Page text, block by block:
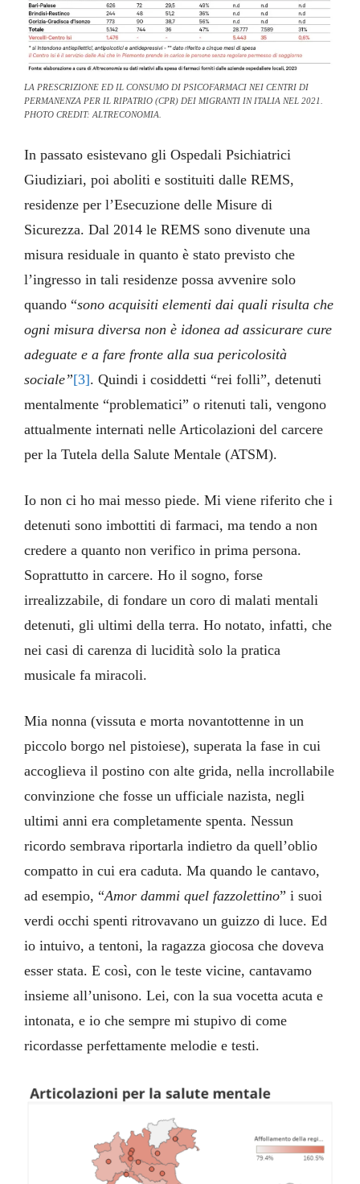
LA PRESCRIZIONE ED IL CONSUMO DI PSICOFARMACI NEI CENTRI DI
PERMANENZA PER IL RIPATRIO (CPR) DEI MIGRANTI IN ITALIA NEL 2021.
PHOTO CREDIT: ALTRECONOMIA.
In passato esistevano gli Ospedali Psichiatrici
Giudiziari, poi aboliti e sostituiti dalle REMS,
residenze per l’Esecuzione delle Misure di
Sicurezza. Dal 2014 le REMS sono divenute una
misura residuale in quanto è stato previsto che
l’ingresso in tali residenze possa avvenire solo
quando “sono acquisiti elementi dai quali risulta che
ogni misura diversa non è idonea ad assicurare cure
adeguate e a fare fronte alla sua pericolosità
sociale”[3]. Quindi i cosiddetti “rei folli”, detenuti
mentalmente “problematici” o ritenuti tali, vengono
attualmente internati nelle Articolazioni del carcere
per la Tutela della Salute Mentale (ATSM).
Io non ci ho mai messo piede. Mi viene riferito che i
detenuti sono imbottiti di farmaci, ma tendo a non
credere a quanto non verifico in prima persona.
Soprattutto in carcere. Ho il sogno, forse
irrealizzabile, di fondare un coro di malati mentali
detenuti, gli ultimi della terra. Ho notato, infatti, che
nei casi di carenza di lucidità solo la pratica
musicale fa miracoli.
Mia nonna (vissuta e morta novantottenne in un
piccolo borgo nel pistoiese), superata la fase in cui
accoglieva il postino con alte grida, nella incrollabile
convinzione che fosse un ufficiale nazista, negli
ultimi anni era completamente spenta. Nessun
ricordo sembrava riportarla indietro da quell’oblio
compatto in cui era caduta. Ma quando le cantavo,
ad esempio, “Amor dammi quel fazzolettino” i suoi
verdi occhi spenti ritrovavano un guizzo di luce. Ed
io intuivo, a tentoni, la ragazza giocosa che doveva
esser stata. E così, con le teste vicine, cantavamo
insieme all’unisono. Lei, con la sua vocetta acuta e
intonata, e io che sempre mi stupivo di come
ricordasse perfettamente melodie e testi.